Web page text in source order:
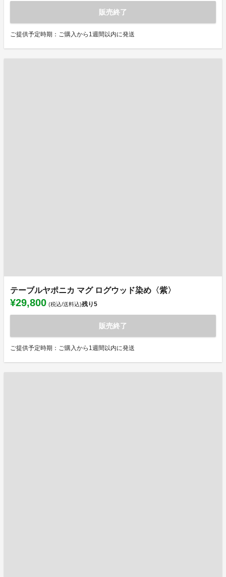
販売終了
ご提供予定時期：ご購入から1週間以内に発送
テーブルヤポニカ マグ ログウッド染め〈紫〉
¥29,800 (税込/送料込)残り5
販売終了
ご提供予定時期：ご購入から1週間以内に発送